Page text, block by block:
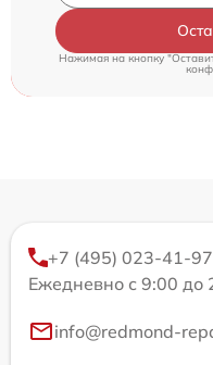
Нажимая на кнопку
+7 (495) 023-41-97
Ежедневно с 9:00 до
info@redmond-